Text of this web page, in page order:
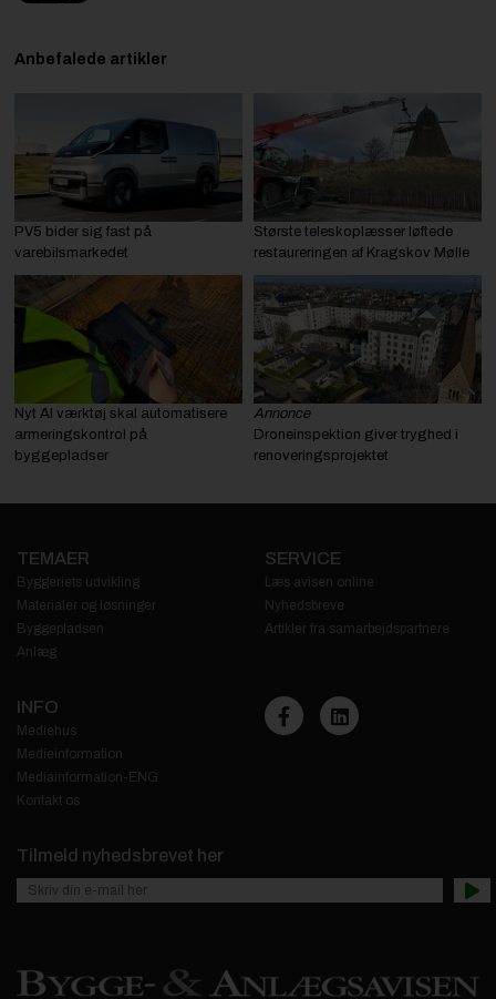
Anbefalede artikler
PV5 bider sig fast på
varebilsmarkedet
Største teleskoplæsser løftede
restaureringen af Kragskov Mølle
Nyt AI værktøj skal automatisere
armeringskontrol på
byggepladser
Annonce
Droneinspektion giver tryghed i
renoveringsprojektet
TEMAER
Byggeriets udvikling
Materialer og løsninger
Byggepladsen
Anlæg
SERVICE
Læs avisen online
Nyhedsbreve
Artikler fra samarbejdspartnere
INFO
Mediehus
Medieinformation
Mediainformation-ENG
Kontakt os
Tilmeld nyhedsbrevet her